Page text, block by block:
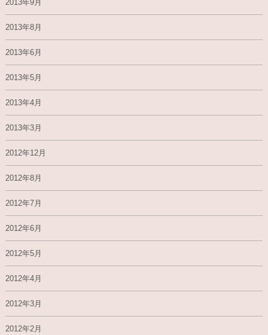
2013年9月
2013年8月
2013年6月
2013年5月
2013年4月
2013年3月
2012年12月
2012年8月
2012年7月
2012年6月
2012年5月
2012年4月
2012年3月
2012年2月